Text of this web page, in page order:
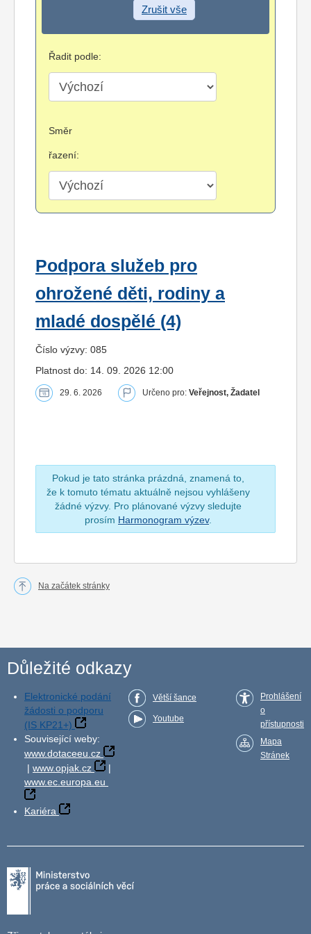
Zrušit vše
Řadit podle:
Směr
řazení:
Podpora služeb pro
ohrožené děti, rodiny a
mladé dospělé (4)
Číslo výzvy: 085
Platnost do: 14. 09. 2026 12:00
29. 6. 2026 Určeno pro: Veřejnost, Žadatel
Pokud je tato stránka prázdná, znamená to,
že k tomuto tématu aktuálně nejsou vyhlášeny
žádné výzvy. Pro plánované výzvy sledujte
prosím Harmonogram výzev.
Na začátek stránky
Důležité odkazy
Elektronické podání
žádosti o podporu
(IS KP21+)
Související weby:
www.dotaceeu.cz
| www.opjak.cz
|
www.ec.europa.eu
Kariéra
Větší šance
Youtube
Prohlášení
o
přístupnosti
Mapa
Stránek